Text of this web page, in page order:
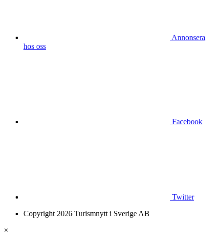
Annonsera
hos oss
Facebook
Twitter
Copyright 2026 Turismnytt i Sverige AB
×